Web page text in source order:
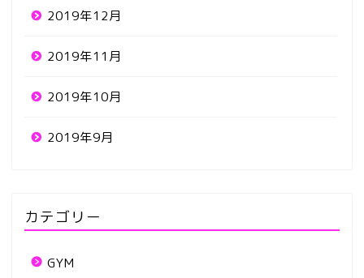
2019年12月
2019年11月
2019年10月
2019年9月
カテゴリー
GYM